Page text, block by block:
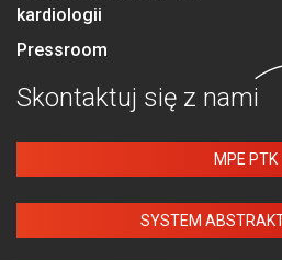
kardiologii
Pressroom
Skontaktuj się z nami
MPE PTK
SYSTEM